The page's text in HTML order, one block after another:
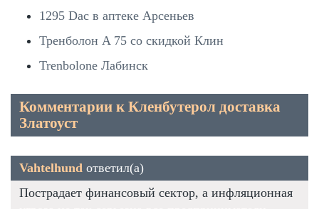
1295 Dac в аптеке Арсеньев
Тренболон A 75 со скидкой Клин
Trenbolone Лабинск
Комментарии к Кленбутерол доставка
Златоуст
Vahtelhund ответил(а)
Пострадает финансовый сектор, а инфляционная